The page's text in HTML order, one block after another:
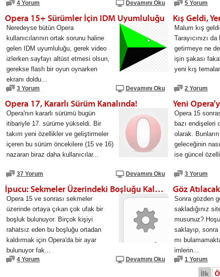
4 Yorum Devamını Oku 5 Yorum
Opera 15+ Sürümler İçin IDM Uyumluluğu
Neredeyse bütün Opera
kullanıcılarının ortak sorunu haline
gelen IDM uyumluluğu, gerek video
izlerken sayfayı altüst etmesi olsun,
gerekse flash bir oyun oynarken
ekranı doldu...
3 Yorum Devamını Oku
Kış Geldi,
Malum kış
Tarayıcınızı
getirmeye ne
işin şakası
yeni kış
2 Yorum
Opera 17, Kararlı Sürüm Kanalında!
Opera'nın kararlı sürümü bugün
itibariyle 17. sürüme yükseldi. Bir
takım yeni özellikler ve geliştirmeler
içeren bu sürüm öncekilere (15 ve 16)
nazaran biraz daha kullanıcılar...
37 Yorum Devamını Oku
Yeni
Opera 15
bazı endişeleri
olarak. Bunların
geleceğinin
ise güncel
3 Yorum
İpucu: Sekmeler Üzerindeki Boşluğu Kaldırın
Opera 15 ve sonrası sekmeler
üzerinde ortaya çıkan çok ufak bir
boşluk bulunuyor. Birçok kişiyi
rahatsız eden bu boşluğu ortadan
kaldırmak için Opera'da bir ayar
bulunuyor fak...
4 Yorum Devamını Oku
Göz
Sonra gözden
sakladığınız
musunuz?
saklayıp,
mı
imlerin...
1 Yorum
İlk